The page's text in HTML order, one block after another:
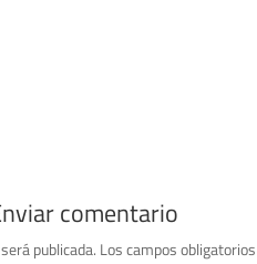
comentario
publicada. Los campos